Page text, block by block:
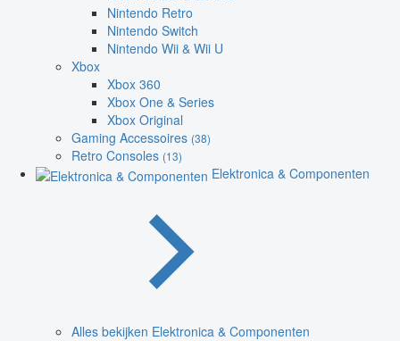
Nintendo Retro
Nintendo Switch
Nintendo Wii & Wii U
Xbox
Xbox 360
Xbox One & Series
Xbox Original
Gaming Accessoires (38)
Retro Consoles (13)
Elektronica & Componenten
Alles bekijken Elektronica & Componenten